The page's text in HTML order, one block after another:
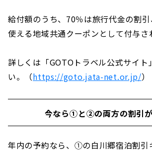
給付額のうち、70％は旅行代金の割
使える地域共通クーポンとして付与さ
詳しくは「GOTOトラベル公式サイト
い。（https://goto.jata-net.or.jp/）
今なら①と②の両方の割引が
年内の予約なら、①の白川郷宿泊割引